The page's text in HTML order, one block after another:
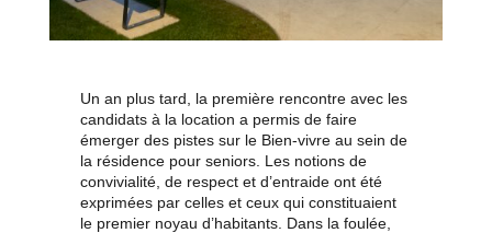
Un an plus tard, la première rencontre avec les
candidats à la location a permis de faire
émerger des pistes sur le Bien-vivre au sein de
la résidence pour seniors. Les notions de
convivialité, de respect et d’entraide ont été
exprimées par celles et ceux qui constituaient
le premier noyau d’habitants. Dans la foulée,